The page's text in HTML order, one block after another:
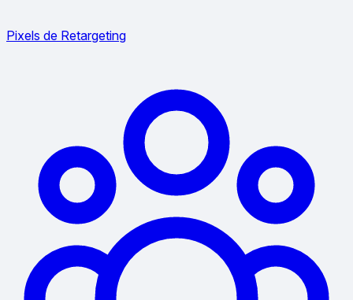
Pixels de Retargeting